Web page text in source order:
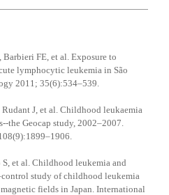
FE, et al. Exposure to
lymphocytic leukemia in São
2011; 35(6):534–539.
Rudant J, et al. Childhood leukaemia
the Geocap study, 2002–2007.
et al. Childhood leukemia and
study of childhood leukemia
fields in Japan. International